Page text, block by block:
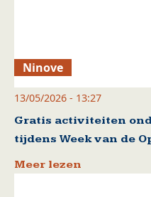
Ninove
13/05/2026 - 13:27
Gratis activiteiten
tijdens Week van de
Meer lezen